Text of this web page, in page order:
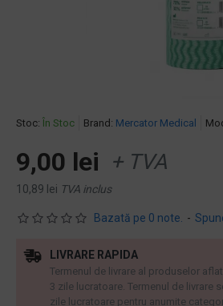
Stoc: În Stoc Brand: Mercator Medical
Bazată pe 0 note. -
9,00 lei + TVA
10,89 lei TVA inclus
LIVRARE RAPIDA
Termenul de livrare al produselor
3 zile lucratoare. Termenul de livrare
zile lucratoare pentru anumite